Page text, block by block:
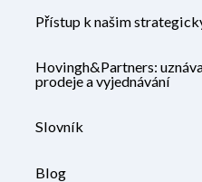
Přístup k našim
Hovingh&Partners:
prodeje a vyjednávání
Slovník
Blog